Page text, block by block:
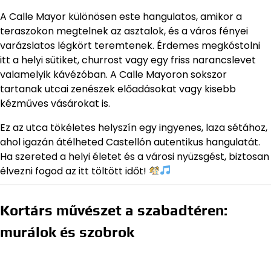
A Calle Mayor különösen este hangulatos, amikor a
teraszokon megtelnek az asztalok, és a város fényei
varázslatos légkört teremtenek. Érdemes megkóstolni
itt a helyi sütiket, churrost vagy egy friss narancslevet
valamelyik kávézóban. A Calle Mayoron sokszor
tartanak utcai zenészek előadásokat vagy kisebb
kézműves vásárokat is.
Ez az utca tökéletes helyszín egy ingyenes, laza sétához,
ahol igazán átélheted Castellón autentikus hangulatát.
Ha szereted a helyi életet és a városi nyüzsgést, biztosan
élvezni fogod az itt töltött időt!
Kortárs művészet a szabadtéren:
murálok és szobrok